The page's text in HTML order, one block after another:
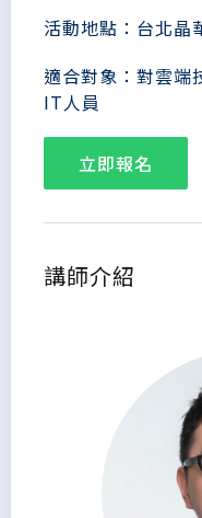
活動地點：台北晶
適合對象：對雲端
IT人員
立即報名
講師介紹